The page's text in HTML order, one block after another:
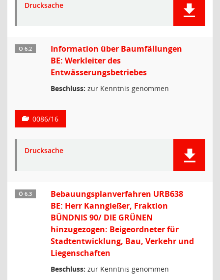
Drucksache
Ö 6.2
Information über Baumfällungen
BE: Werkleiter des
Entwässerungsbetriebes
Beschluss: zur Kenntnis genommen
0086/16
Drucksache
Ö 6.3
Bebauungsplanverfahren URB638
BE: Herr Kanngießer, Fraktion
BÜNDNIS 90/ DIE GRÜNEN
hinzugezogen: Beigeordneter für
Stadtentwicklung, Bau, Verkehr und
Liegenschaften
Beschluss: zur Kenntnis genommen